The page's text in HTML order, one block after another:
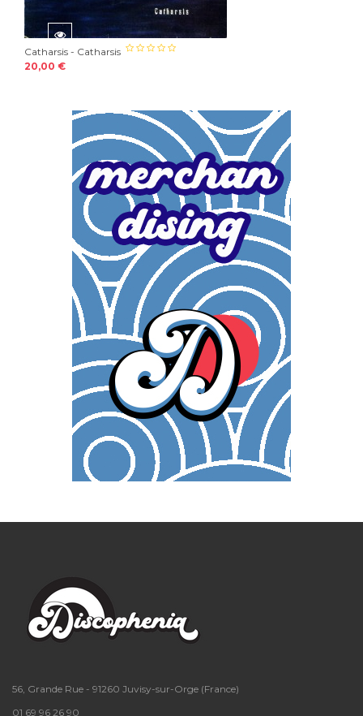
Catharsis - Catharsis
20,00 €
56, Grande Rue - 91260 Juvisy-sur-Orge (France)
01 69 96 26 90